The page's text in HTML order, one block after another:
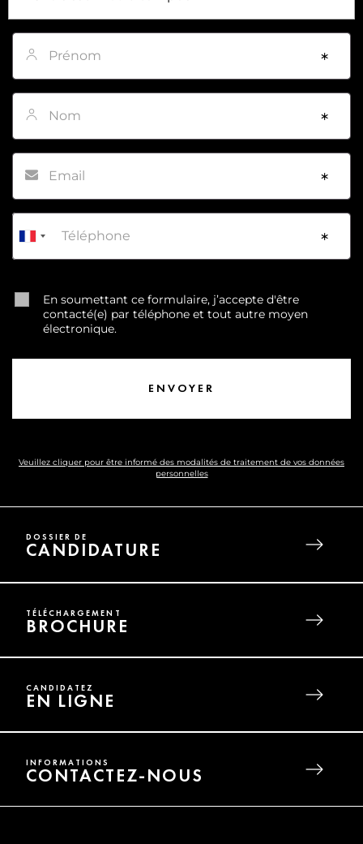
Prénom*
Nom*
Email*
En soumettant ce formulaire, j’accepte d'être
contacté(e) par téléphone et tout autre moyen
électronique.
Veuillez cliquer pour être informé des modalités de traitement de vos données
personnelles
DOSSIER DE
CANDIDATURE
TÉLÉCHARGEMENT
BROCHURE
CANDIDATEZ
EN LIGNE
INFORMATIONS
CONTACTEZ-NOUS